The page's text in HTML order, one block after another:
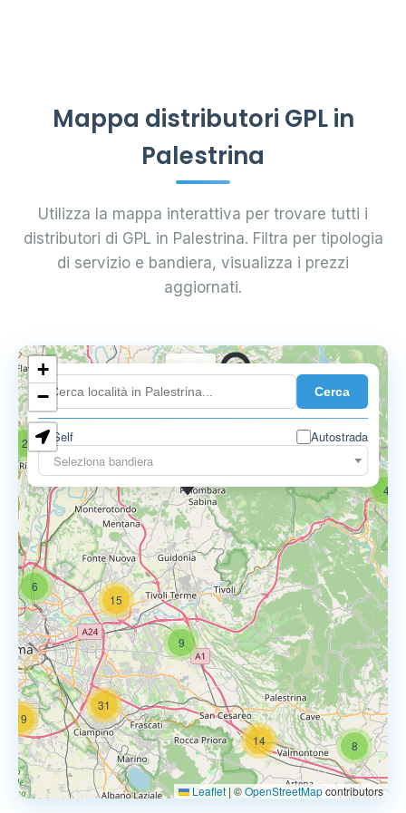
Mappa distributori GPL in
Palestrina
Utilizza la mappa interattiva per trovare tutti i
distributori di GPL in Palestrina. Filtra per tipologia
di servizio e bandiera, visualizza i prezzi
aggiornati.
Cerca
Self
Autostrada
Seleziona bandiera
2
18
6
19
15
9
31
8
14
4
+
−
Leaflet | ©OpenStreetMapcontributors